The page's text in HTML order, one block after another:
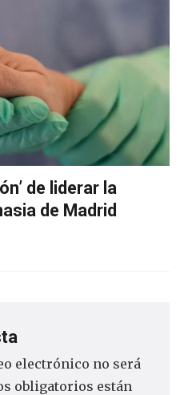
de liderar la
de Madrid
electrónico no será
obligatorios están